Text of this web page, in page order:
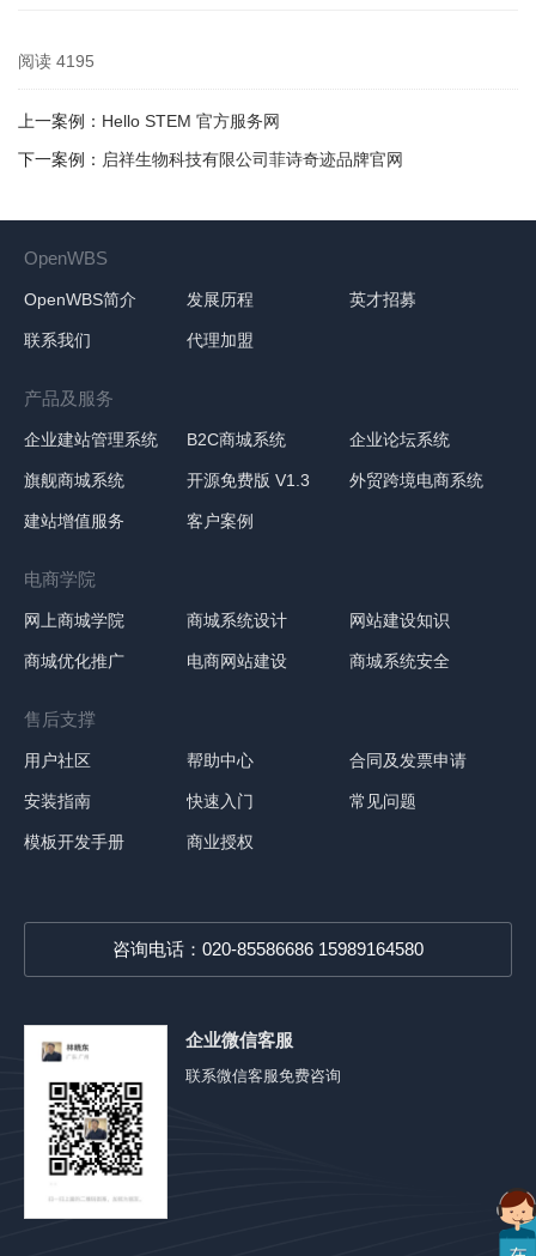
阅读 4195
上一案例： Hello STEM 官方服务网
下一案例： 启祥生物科技有限公司菲诗奇迹品牌官网
OpenWBS
OpenWBS简介 发展历程 英才招募
联系我们 代理加盟
产品及服务
企业建站管理系统 B2C商城系统 企业论坛系统
旗舰商城系统 开源免费版 V1.3 外贸跨境电商系统
建站增值服务 客户案例
电商学院
网上商城学院 商城系统设计 网站建设知识
商城优化推广 电商网站建设 商城系统安全
售后支撑
用户社区 帮助中心 合同及发票申请
安装指南 快速入门 常见问题
模板开发手册 商业授权
咨询电话：020-85586686 15989164580
企业微信客服
联系微信客服免费咨询